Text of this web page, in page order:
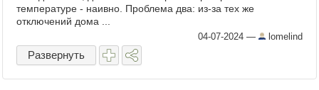
температуре - наивно. Проблема два: из-за тех же
отключений дома ...
04-07-2024 — lomelind
Развернуть